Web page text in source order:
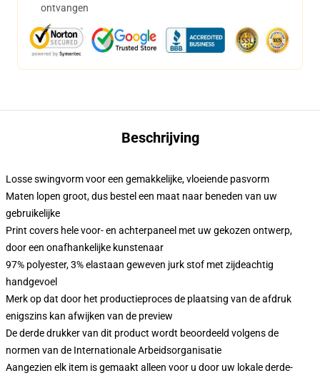
ontvangen
Beschrijving
Losse swingvorm voor een gemakkelijke, vloeiende pasvorm
Maten lopen groot, dus bestel een maat naar beneden van uw
gebruikelijke
Print covers hele voor- en achterpaneel met uw gekozen ontwerp,
door een onafhankelijke kunstenaar
97% polyester, 3% elastaan geweven jurk stof met zijdeachtig
handgevoel
Merk op dat door het productieproces de plaatsing van de afdruk
enigszins kan afwijken van de preview
De derde drukker van dit product wordt beoordeeld volgens de
normen van de Internationale Arbeidsorganisatie
Aangezien elk item is gemaakt alleen voor u door uw lokale derde-